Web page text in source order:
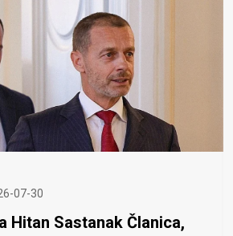
07-30
Hitan Sastanak Članica,